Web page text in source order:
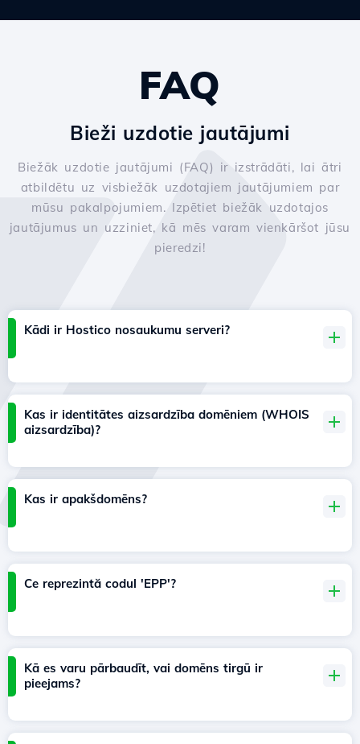
FAQ
Bieži uzdotie jautājumi
Biežāk uzdotie jautājumi (FAQ) ir izstrādāti, lai ātri
atbildētu uz visbiežāk uzdotajiem jautājumiem par
mūsu pakalpojumiem. Izpētiet biežāk uzdotajos
jautājumus un uzziniet, kā mēs varam vienkāršot jūsu
pieredzi!
Kādi ir Hostico nosaukumu serveri?
Kas ir identitātes aizsardzība domēniem (WHOIS
aizsardzība)?
Kas ir apakšdomēns?
Ce reprezintă codul 'EPP'?
Kā es varu pārbaudīt, vai domēns tirgū ir
pieejams?